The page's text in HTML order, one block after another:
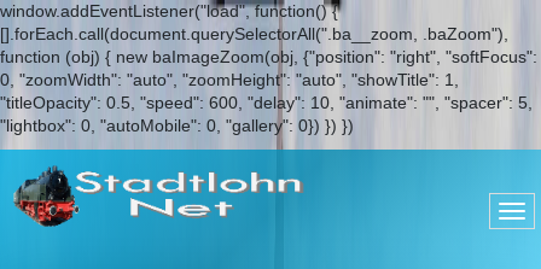
window.addEventListener("load", function() {
[].forEach.call(document.querySelectorAll(".ba__zoom, .baZoom"),
function (obj) { new baImageZoom(obj, {"position": "right", "softFocus":
0, "zoomWidth": "auto", "zoomHeight": "auto", "showTitle": 1,
"titleOpacity": 0.5, "speed": 600, "delay": 10, "animate": "", "spacer": 5,
"lightbox": 0, "autoMobile": 0, "gallery": 0}) }) })